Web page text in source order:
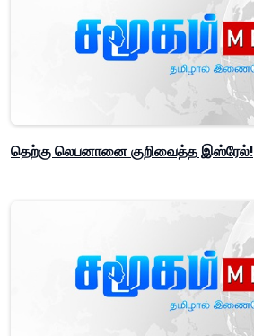
தெற்கு லெபனானை குறிவைத்த இஸ்ரேல்!